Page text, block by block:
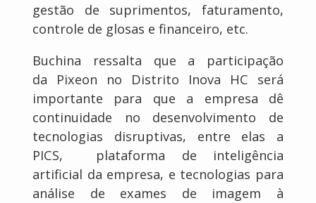
gestão de suprimentos, faturamento,
controle de glosas e financeiro, etc.
Buchina ressalta que a participação
da Pixeon no Distrito Inova HC será
importante para que a empresa dê
continuidade no desenvolvimento de
tecnologias disruptivas, entre elas a
PICS, plataforma de inteligência
artificial da empresa, e tecnologias para
análise de exames de imagem à